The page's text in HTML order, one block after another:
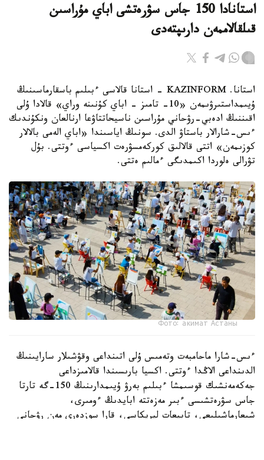
استانادا 150 جاس سۋرەتشى اباي مۇراسىن
قىلقالاممەن دارىپتەدى
استانا. KAZINFORM - استانا قالاسى ءبىلىم باسقارماسىنىڭ
ۇيىمداستىرۋىمەن «10- تامىز - اباي كۇنىنە وراي» قالادا ۇلى
اقىننىڭ ادەبي-رۋحاني مۇراسىن ناسيحاتتاۋعا ارنالعان ونكۇندىك
ءىس-شارالار باستاۋ الدى. سونىڭ اياسىندا «اباي الەمى بالالار
كوزىمەن» اتتى قالالىق كوركەمسۋرەت اكسياسى ءوتتى. بۇل
تۋرالى ەلوردا اكىمدىگى ءمالىم ەتتى.
Фото: акимат Астаны
ءىس-شارا ماحامبەت وتەمىس ۇلى اتىنداعى وقۋشىلار سارايىنىڭ
الدىنداعى الاڭدا ءوتتى. اكسيا بارىسىندا قالامىزداعى
جەكەمەنشىك قوسىمشا ءبىلىم بەرۋ ۇيىمدارىنىڭ 150-گە تارتا
جاس سۋرەتشىسى ءبىر مەزەتتە ابايدىڭ ءومىرى،
شىعارماشىلىعى، تابيعات ليريكاسى، قارا سوزدەرى مەن رۋحاني